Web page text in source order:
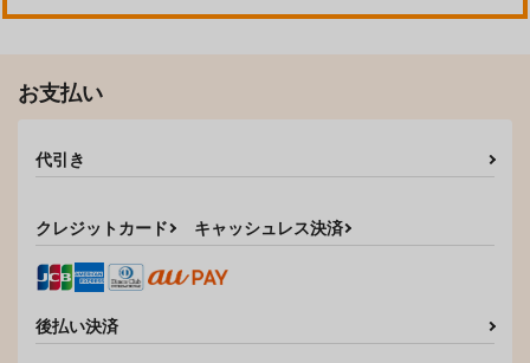
お支払い
代引き
クレジットカード キャッシュレス決済
後払い決済